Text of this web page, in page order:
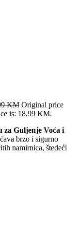
KM Original price
is: 18,99 KM.
za Guljenje Voća i
brzo i sigurno
namirnica, štedeći